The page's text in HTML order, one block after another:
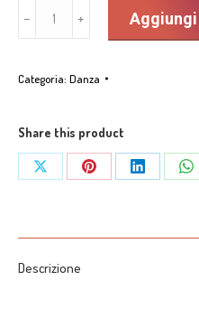
cinque
Aníbal
storie
di
Tango"
Girolamo
﹣ ﹢
Categoria: Danza
Share this product
Share
Share
Share
Descrizione